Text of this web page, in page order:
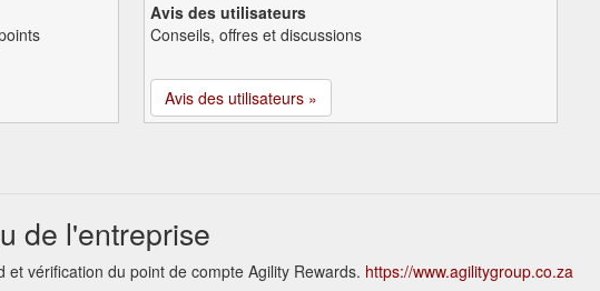
Avis des utilisateurs
Conseils, offres et discussions
Avis des utilisateurs »
de l'entreprise
vérification du point de compte Agility Rewards. https://www.agilitygroup.co.za